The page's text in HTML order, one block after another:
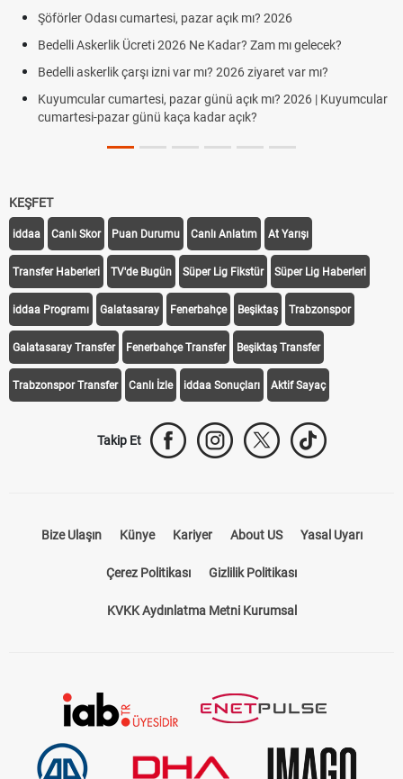
Şöförler Odası cumartesi, pazar açık mı? 2026
Bedelli Askerlik Ücreti 2026 Ne Kadar? Zam mı gelecek?
Bedelli askerlik çarşı izni var mı? 2026 ziyaret var mı?
Kuyumcular cumartesi, pazar günü açık mı? 2026 | Kuyumcular
cumartesi-pazar günü kaça kadar açık?
KEŞFET
iddaa Canlı Skor Puan Durumu Canlı Anlatım At Yarışı
Transfer Haberleri TV'de Bugün Süper Lig Fikstür Süper Lig Haberleri
iddaa Programı Galatasaray Fenerbahçe Beşiktaş Trabzonspor
Galatasaray Transfer Fenerbahçe Transfer Beşiktaş Transfer
Trabzonspor Transfer Canlı İzle iddaa Sonuçları Aktif Sayaç
Takip Et
Bize Ulaşın Künye Kariyer About US Yasal Uyarı
Çerez Politikası Gizlilik Politikası
KVKK Aydınlatma Metni Kurumsal